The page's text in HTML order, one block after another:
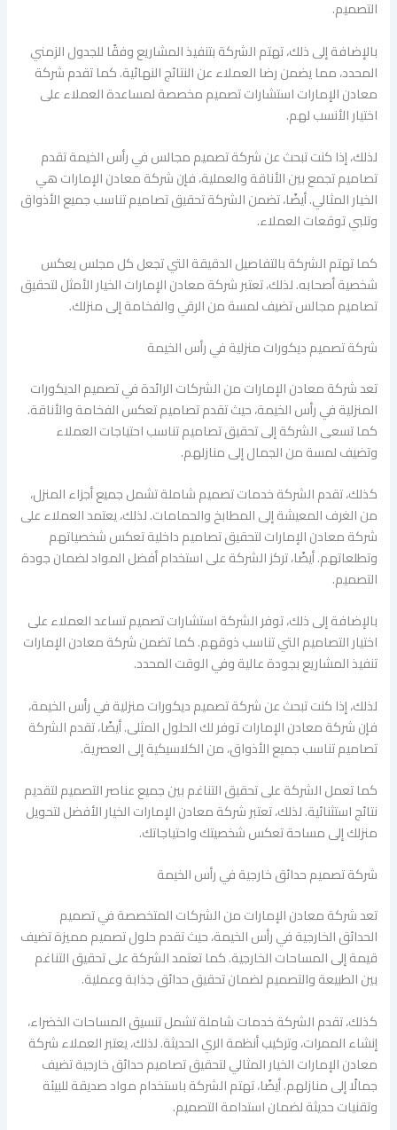
التصميم.
بالإضافة إلى ذلك، تهتم الشركة بتنفيذ المشاريع وفقًا للجدول الزمني
المحدد، مما يضمن رضا العملاء عن النتائج النهائية. كما تقدم شركة
معادن الإمارات استشارات تصميم مخصصة لمساعدة العملاء على
اختيار الأنسب لهم.
لذلك، إذا كنت تبحث عن شركة تصميم مجالس في رأس الخيمة تقدم
تصاميم تجمع بين الأناقة والعملية، فإن شركة معادن الإمارات هي
الخيار المثالي. أيضًا، تضمن الشركة تحقيق تصاميم تناسب جميع الأذواق
وتلبي توقعات العملاء.
كما تهتم الشركة بالتفاصيل الدقيقة التي تجعل كل مجلس يعكس
شخصية أصحابه. لذلك، تعتبر شركة معادن الإمارات الخيار الأمثل لتحقيق
تصاميم مجالس تضيف لمسة من الرقي والفخامة إلى منزلك.
شركة تصميم ديكورات منزلية في رأس الخيمة
تعد شركة معادن الإمارات من الشركات الرائدة في تصميم الديكورات
المنزلية في رأس الخيمة، حيث تقدم تصاميم تعكس الفخامة والأناقة.
كما تسعى الشركة إلى تحقيق تصاميم تناسب احتياجات العملاء
وتضيف لمسة من الجمال إلى منازلهم.
كذلك، تقدم الشركة خدمات تصميم شاملة تشمل جميع أجزاء المنزل،
من الغرف المعيشة إلى المطابخ والحمامات. لذلك، يعتمد العملاء على
شركة معادن الإمارات لتحقيق تصاميم داخلية تعكس شخصياتهم
وتطلعاتهم. أيضًا، تركز الشركة على استخدام أفضل المواد لضمان جودة
التصميم.
بالإضافة إلى ذلك، توفر الشركة استشارات تصميم تساعد العملاء على
اختيار التصاميم التي تناسب ذوقهم. كما تضمن شركة معادن الإمارات
تنفيذ المشاريع بجودة عالية وفي الوقت المحدد.
لذلك، إذا كنت تبحث عن شركة تصميم ديكورات منزلية في رأس الخيمة،
فإن شركة معادن الإمارات توفر لك الحلول المثلى. أيضًا، تقدم الشركة
تصاميم تناسب جميع الأذواق، من الكلاسيكية إلى العصرية.
كما تعمل الشركة على تحقيق التناغم بين جميع عناصر التصميم لتقديم
نتائج استثنائية. لذلك، تعتبر شركة معادن الإمارات الخيار الأفضل لتحويل
منزلك إلى مساحة تعكس شخصيتك واحتياجاتك.
شركة تصميم حدائق خارجية في رأس الخيمة
تعد شركة معادن الإمارات من الشركات المتخصصة في تصميم
الحدائق الخارجية في رأس الخيمة، حيث تقدم حلول تصميم مميزة تضيف
قيمة إلى المساحات الخارجية. كما تعتمد الشركة على تحقيق التناغم
بين الطبيعة والتصميم لضمان تحقيق حدائق جذابة وعملية.
كذلك، تقدم الشركة خدمات شاملة تشمل تنسيق المساحات الخضراء،
إنشاء الممرات، وتركيب أنظمة الري الحديثة. لذلك، يعتبر العملاء شركة
معادن الإمارات الخيار المثالي لتحقيق تصاميم حدائق خارجية تضيف
جمالًا إلى منازلهم. أيضًا، تهتم الشركة باستخدام مواد صديقة للبيئة
وتقنيات حديثة لضمان استدامة التصميم.